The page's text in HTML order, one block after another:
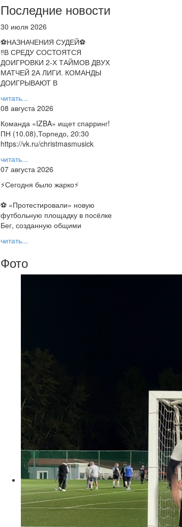
Последние новости
30 июля 2026
⚽НАЗНАЧЕНИЯ СУДЕЙ⚽
‼В СРЕДУ СОСТОЯТСЯ
ДОИГРОВКИ 2-Х ТАЙМОВ ДВУХ
МАТЧЕЙ 2А ЛИГИ. КОМАНДЫ
ДОИГРЫВАЮТ В
читать...
08 августа 2026
Команда «IZBA» ищет спарринг!
ПН (10.08),Торпедо, 20:30
https://vk.ru/christmasmusick
читать...
07 августа 2026
⚡️Сегодня было жарко⚡️
⚽ ️«Протестировали» новую
футбольную площадку в посёлке
Бег, созданную общими
читать...
Фото